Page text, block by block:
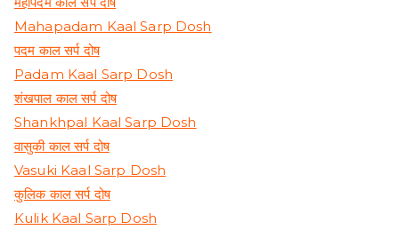
Mahapadam Kaal Sarp Dosh
पदम काल सर्प दोष
Padam Kaal Sarp Dosh
शंखपाल काल सर्प दोष
Shankhpal Kaal Sarp Dosh
वासुकी काल सर्प दोष
Vasuki Kaal Sarp Dosh
कुलिक काल सर्प दोष
Kulik Kaal Sarp Dosh